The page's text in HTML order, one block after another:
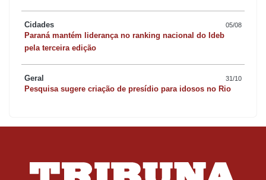
Cidades 05/08
Paraná mantém liderança no ranking nacional do Ideb
pela terceira edição
Geral 31/10
Pesquisa sugere criação de presídio para idosos no Rio